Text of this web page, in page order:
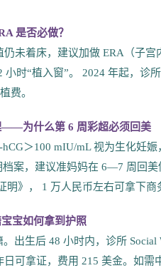
是否必做？
未着床，建议加做 ERA（子
时“植入窗”。 2024 年起，诊
费。
——为什么第 6 周彩超必须回美
＞100 mIU/mL 视为生化妊
案，建议准妈妈在 6—7 周回
》， 1 万人民币左右可拿下商
宝如何拿到护照
出生后 48 小时内，诊所
可拿证，费用 215 美金。如